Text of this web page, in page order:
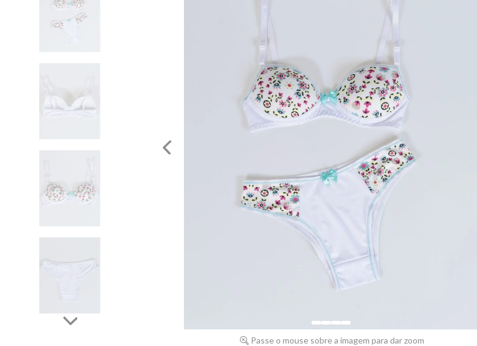
Passe o mouse sobre a imagem para dar zoom